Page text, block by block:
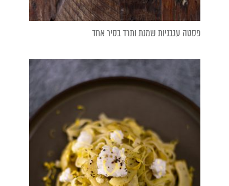
פסטה עגבניות שמנת ותרד בסיר אחד